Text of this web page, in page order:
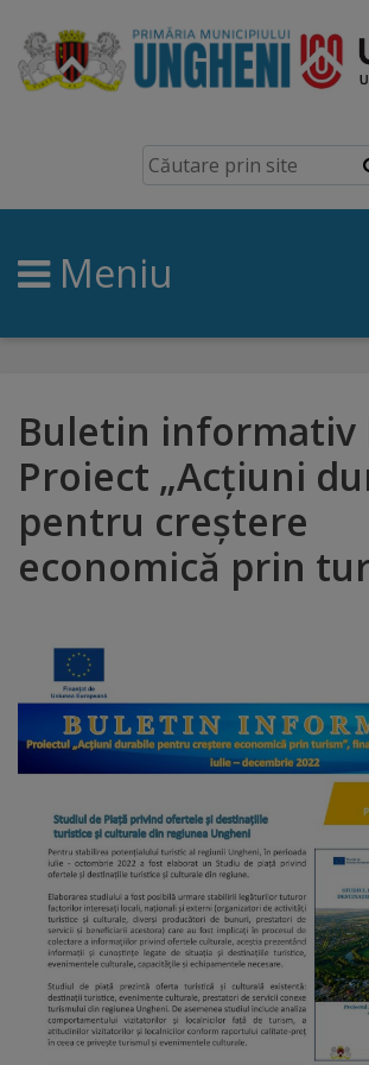
Ungheni
Prezentare
generală
Simbolurile
brand
Orașe
înfrățite
Distincții
Cetățeni
de
onoare
ai
titlului
„Merite
pentru
Ungheni”
Meniu
Buletin informativ
Proiect „Acțiuni
pentru creștere
economică prin